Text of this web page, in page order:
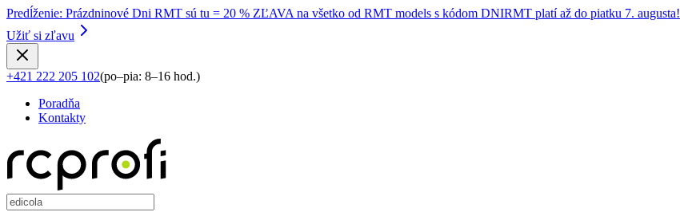
Predĺženie: Prázdninové Dni RMT sú tu = 20 % ZĽAVA na všetko od RMT models s kódom DNIRMT platí až do piatku 7. augusta!
Užiť si zľavu
+421 222 205 102(po–pia: 8–16 hod.)
Poradňa
Kontakty